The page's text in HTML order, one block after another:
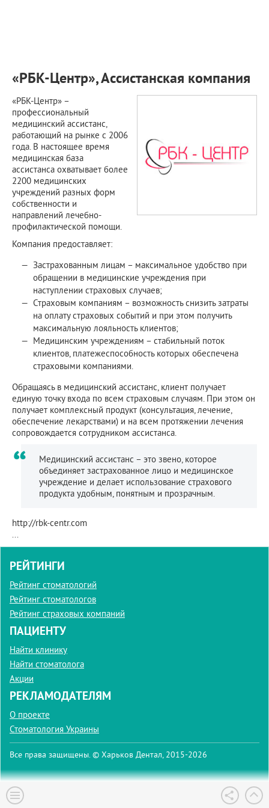
«РБК-Центр», Ассистанская компания
«РБК-Центр» –
профессиональный
медицинский ассистанс,
работающий на рынке с 2006
года. В настоящее время
медицинская база
ассистанса охватывает более
2200 медицинских
учреждений разных форм
собственности и
направлений лечебно-
профилактической помощи.
Компания предоставляет:
Застрахованным лицам – максимальное удобство при
обращении в медицинские учреждения при
наступлении страховых случаев;
Страховым компаниям – возможность снизить затраты
на оплату страховых событий и при этом получить
максимальную лояльность клиентов;
Медицинским учреждениям – стабильный поток
клиентов, платежеспособность которых обеспечена
страховыми компаниями.
Обращаясь в медицинский ассистанс, клиент получает
единую точку входа по всем страховым случаям. При этом он
получает комплексный продукт (консультация, лечение,
обеспечение лекарствами) и на всем протяжении лечения
сопровождается сотрудником ассистанса.
Медицинский ассистанс – это звено, которое
объединяет застрахованное лицо и медицинское
учреждение и делает использование страхового
продукта удобным, понятным и прозрачным.
http://rbk-centr.com
...
РЕЙТИНГИ
Рейтинг стоматологий
Рейтинг стоматологов
Рейтинг страховых компаний
ПАЦИЕНТУ
Найти клинику
Найти стоматолога
Акции
РЕКЛАМОДАТЕЛЯМ
О проекте
Стоматология Украины
Все права защищены. © Харьков Дентал, 2015-2026